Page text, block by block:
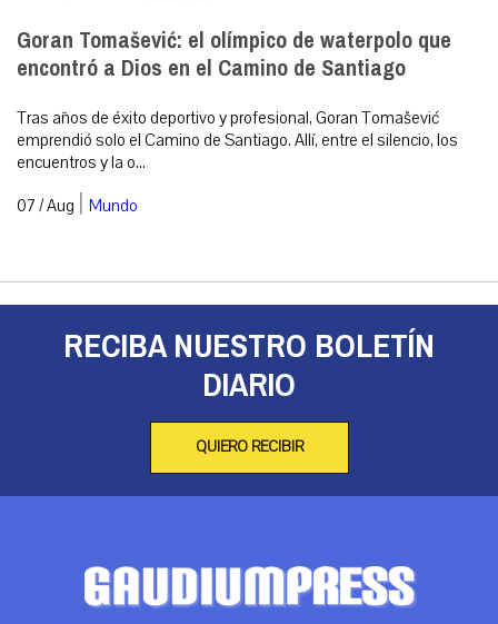
Goran Tomašević: el olímpico de waterpolo que
encontró a Dios en el Camino de Santiago
Tras años de éxito deportivo y profesional, Goran Tomašević
emprendió solo el Camino de Santiago. Allí, entre el silencio, los
encuentros y la o...
07 / Aug | Mundo
RECIBA NUESTRO BOLETÍN
DIARIO
QUIERO RECIBIR